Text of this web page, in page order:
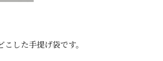
した手提げ袋です。